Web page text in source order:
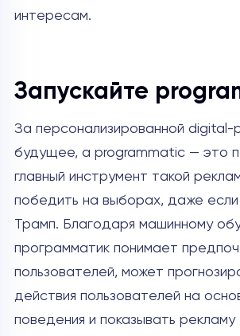
интересам.
Запускайте
За персонализированной digital-
будущее, а programmatic — это
главный инструмент такой
победить на выборах, даже
Трамп. Благодаря машинному
программатик понимает
пользователей, может
действия пользователей на
поведения и показывать рекламу